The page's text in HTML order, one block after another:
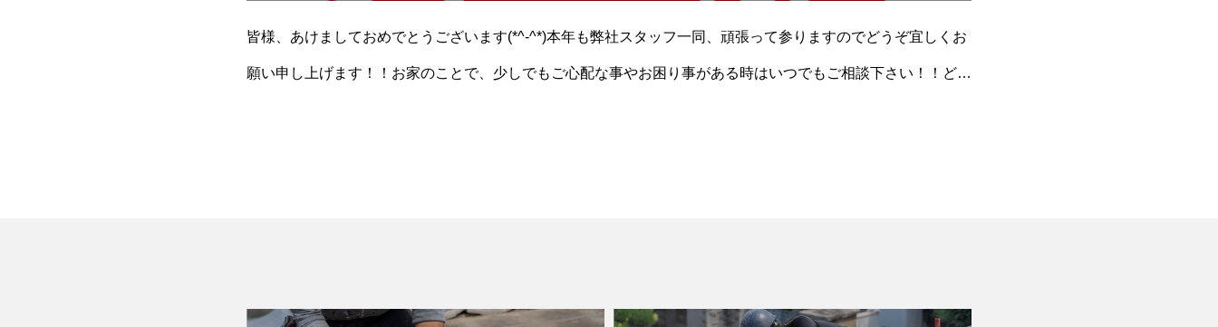
皆様、あけましておめでとうございます(*^-^*)本年も弊社スタッフ一同、頑張って参りますのでどうぞ宜しくお
願い申し上げます！！お家のことで、少しでもご心配な事やお困り事がある時はいつでもご相談下さい！！どん